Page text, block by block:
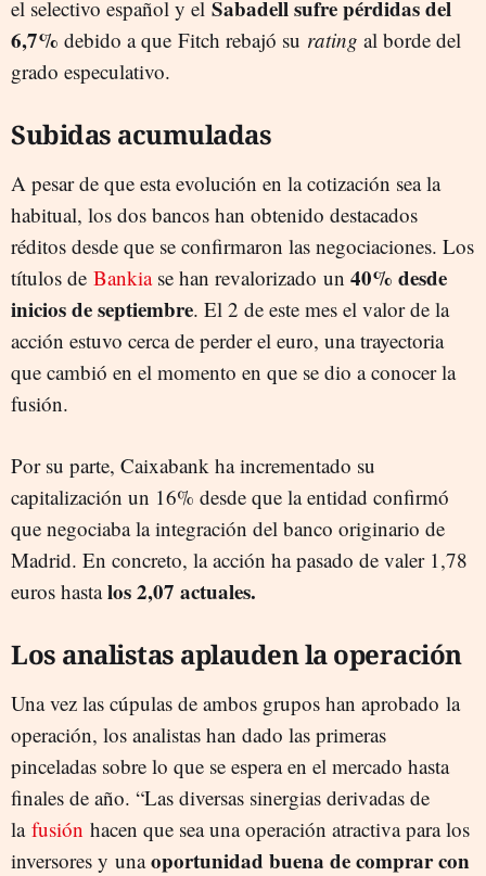
el selectivo español y el Sabadell sufre pérdidas del
6,7% debido a que Fitch rebajó su rating al borde del
grado especulativo.
Subidas acumuladas
A pesar de que esta evolución en la cotización sea la
habitual, los dos bancos han obtenido destacados
réditos desde que se confirmaron las negociaciones. Los
títulos de Bankiase han revalorizado un 40% desde
inicios de septiembre. El 2 de este mes el valor de la
acción estuvo cerca de perder el euro, una trayectoria
que cambió en el momento en que se dio a conocer la
fusión.
Por su parte, Caixabank ha incrementado su
capitalización un 16% desde que la entidad confirmó
que negociaba la integración del banco originario de
Madrid. En concreto, la acción ha pasado de valer 1,78
euros hastalos 2,07 actuales.
Los analistas aplauden la operación
Una vez las cúpulas de ambos grupos han aprobado la
operación, los analistas han dado las primeras
pinceladas sobre lo que se espera en el mercado hasta
finales de año. “Las diversas sinergias derivadas de
la fusión hacen que sea una operación atractiva para los
inversores y unaoportunidad buena de comprar con